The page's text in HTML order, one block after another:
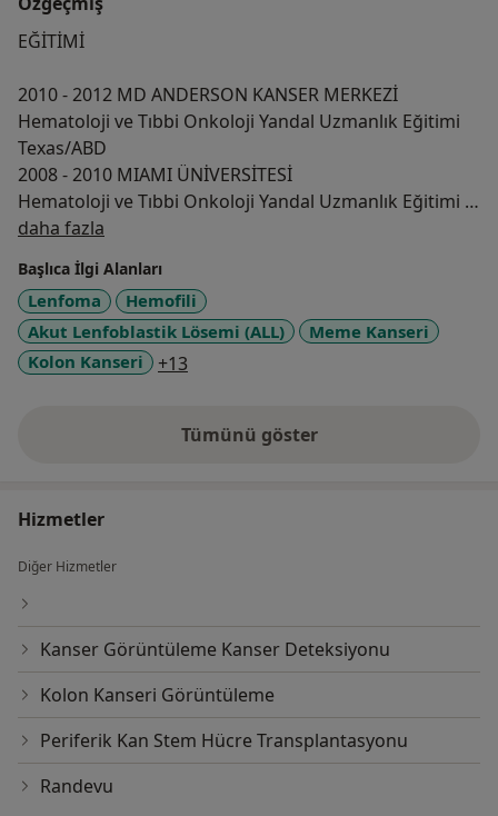
EĞİTİMİ
2010 - 2012 MD ANDERSON KANSER MERKEZİ
Hematoloji ve Tıbbi Onkoloji Yandal Uzmanlık Eğitimi
Texas/ABD
2008 - 2010 MIAMI ÜNİVERSİTESİ
Hematoloji ve Tıbbi Onkoloji Yandal Uzmanlık Eğitimi
Florida/ABD
İç Hastalıkları Uzmanlık Eğitimi
New York/ABD
1997 - 2003 HACETTEPE ÜNİVERSİTESİ
Tıp Doktoru Eğitimi (İngilizce)
daha fazla
Başlıca İlgi Alanları
Lenfoma
Hemofili
Akut Lenfoblastik Lösemi (ALL)
Meme Kanseri
Kolon Kanseri
+13
Tümünü gösterdeneyim hakkında
Hizmetler
Diğer Hizmetler
Kanser Görüntüleme Kanser Deteksiyonu
Kolon Kanseri Görüntüleme
Periferik Kan Stem Hücre Transplantasyonu
Randevu